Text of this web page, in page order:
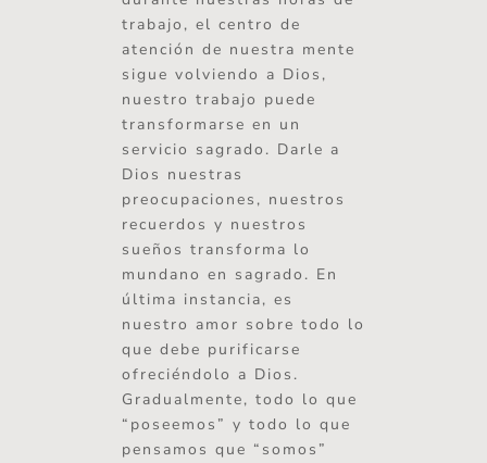
trabajo, el centro de
atención de nuestra mente
sigue volviendo a Dios,
nuestro trabajo puede
transformarse en un
servicio sagrado. Darle a
Dios nuestras
preocupaciones, nuestros
recuerdos y nuestros
sueños transforma lo
mundano en sagrado. En
última instancia, es
nuestro amor sobre todo lo
que debe purificarse
ofreciéndolo a Dios.
Gradualmente, todo lo que
“poseemos” y todo lo que
pensamos que “somos”